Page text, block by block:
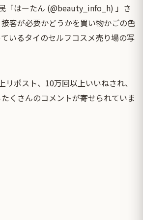
「はーたん (@beauty_info_h) 」さ
客が必要かどうかを買い物かごの色
いるタイのセルフコスメ売り場の写
リポスト、10万回以上いいねされ、
くさんのコメントが寄せられていま